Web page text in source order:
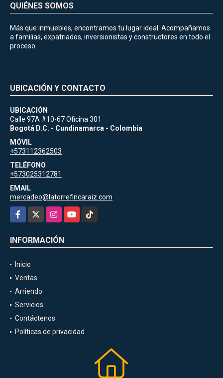
QUIÉNES SOMOS
Más que inmuebles, encontramos tu lugar ideal. Acompañamos
a familias, expatriados, inversionistas y constructores en todo el
proceso.
UBICACIÓN Y CONTACTO
UBICACIÓN
Calle 97A #10-67 Oficina 301
Bogotá D.C. - Cundinamarca - Colombia
MÓVIL
+573112362503
TELÉFONO
+573025312781
EMAIL
mercadeo@latorrefincaraiz.com
Facebook
InstagramYouTubeTikTok
INFORMACIÓN
Inicio
Ventas
Arriendo
Servicios
Contáctenos
Políticas de privacidad